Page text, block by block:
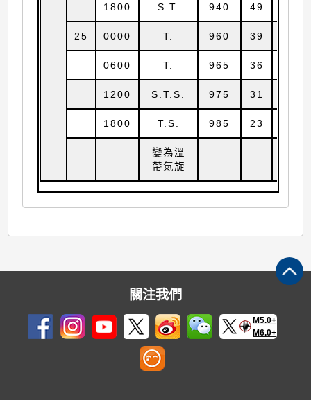
1800 S.T. 940 49
25 0000 T. 960 39
0600 T. 965 36
1200 S.T.S. 975 31
1800 T.S. 985 23
變為溫
帶氣旋
關注我們
M5.0+
M6.0+